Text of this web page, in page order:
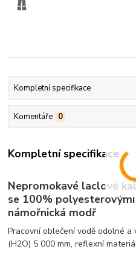
Kompletní specifikace
Komentáře 0
Kompletní specifikace
Nepromokavé laclové
se 100%
námořnická modř
Pracovní oblečení vodě odolné
(H2O) 5 000 mm, reflexní